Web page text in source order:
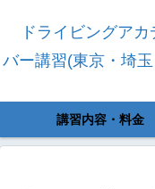
ドライビングア
バー講習(東京・埼
講習内容・料金